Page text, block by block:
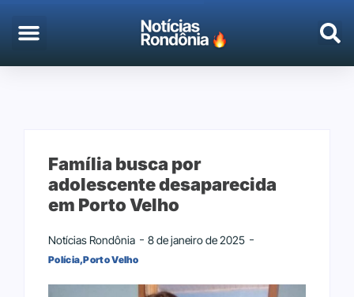
Família busca por
adolescente desaparecida
em Porto Velho
Notícias Rondônia 8 de janeiro de 2025
Polícia,Porto Velho